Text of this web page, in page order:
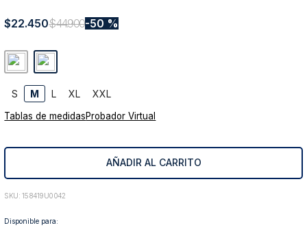
$22.450$44.900 50 %
S M L XL XXL
Tablas de medidasProbador Virtual
AÑADIR AL CARRITO
: 158419U0042
Disponible para:
6.
jeans
8.
blazer
9
poleron
10. abrigo